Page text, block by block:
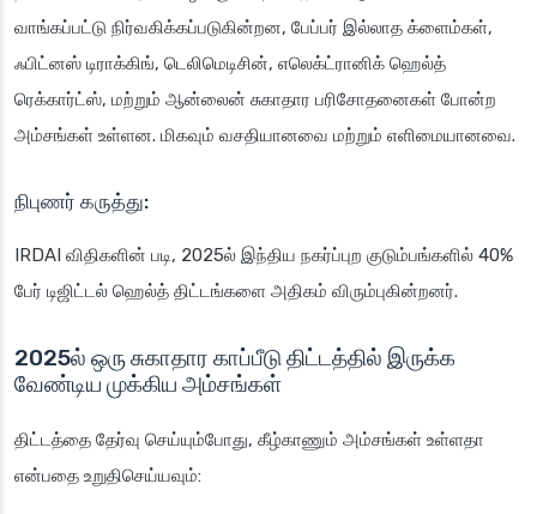
வாங்கப்பட்டு நிர்வகிக்கப்படுகின்றன, பேப்பர் இல்லாத க்ளைம்கள்,
ஃபிட்னஸ் டிராக்கிங், டெலிமெடிசின், எலெக்ட்ரானிக் ஹெல்த்
ரெக்கார்ட்ஸ், மற்றும் ஆன்லைன் சுகாதார பரிசோதனைகள் போன்ற
அம்சங்கள் உள்ளன. மிகவும் வசதியானவை மற்றும் எளிமையானவை.
நிபுணர் கருத்து:
IRDAI விதிகளின் படி, 2025ல் இந்திய நகர்ப்புற குடும்பங்களில் 40%
பேர் டிஜிட்டல் ஹெல்த் திட்டங்களை அதிகம் விரும்புகின்றனர்.
2025ல் ஒரு சுகாதார காப்பீடு திட்டத்தில் இருக்க
வேண்டிய முக்கிய அம்சங்கள்
திட்டத்தை தேர்வு செய்யும்போது, கீழ்காணும் அம்சங்கள் உள்ளதா
என்பதை உறுதிசெய்யவும்: